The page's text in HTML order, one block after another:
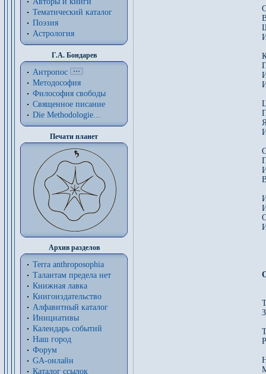
Тематический каталог
Поэзия
Астрология
Г.А. Бондарев
Антропос
Методософия
Философия cвободы
Священное писание
Die Methodologie...
Печати планет
Архив разделов
Terra anthroposophia
Талантам предела нет
Книжная лавка
Книгоиздательство
Алфавитный каталог
Инициативы
Календарь событий
Наш город
Форум
GA-онлайн
Каталог ссылок